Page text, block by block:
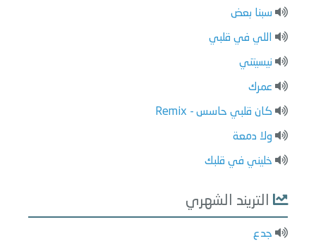
سبنا بعض
اللي في قلبي
نيسيتني
عمرك
كان قلبي حاسس - Remix
ولا دمعة
خليني في قلبك
التريند الشهري
جدع